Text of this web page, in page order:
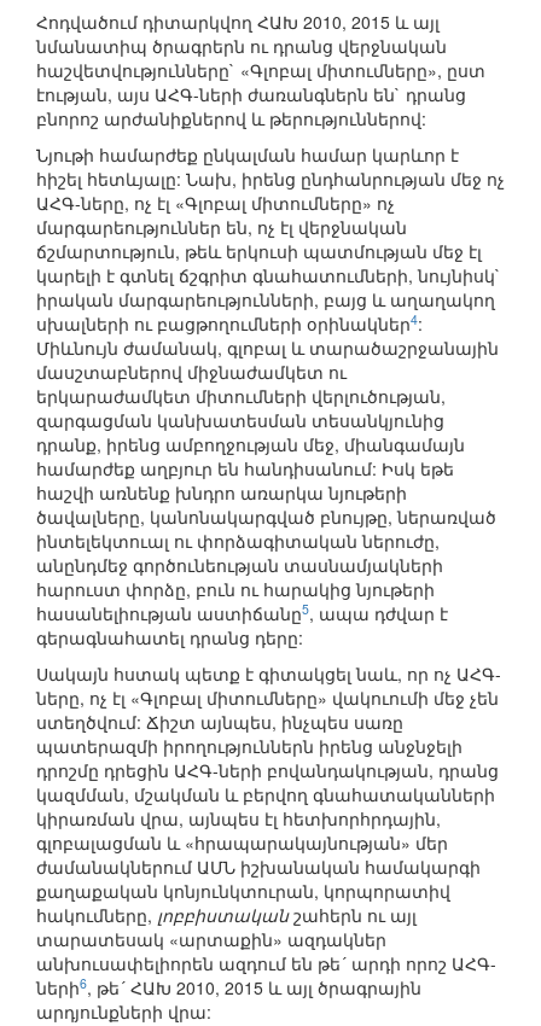
Հոդվածում դիտարկվող ՀԱԽ 2010, 2015 և այլ
նմանատիպ ծրագրերն ու դրանց վերջնական
հաշվետվությունները` «Գլոբալ միտումները», ըստ
էության, այս ԱՀԳ-ների ժառանգներն են` դրանց
բնորոշ արժանիքներով և թերություններով:
Նյութի համարժեք ընկալման համար կարևոր է
հիշել հետևյալը: Նախ, իրենց ընդհանրության մեջ ոչ
ԱՀԳ-ները, ոչ էլ «Գլոբալ միտումները» ոչ
մարգարեություններ են, ոչ էլ վերջնական
ճշմարտություն, թեև երկուսի պատմության մեջ էլ
կարելի է գտնել ճշգրիտ գնահատումների, նույնիսկ`
իրական մարգարեությունների, բայց և աղաղակող
սխալների ու բացթողումների օրինակներ4:
Միևնույն ժամանակ, գլոբալ և տարածաշրջանային
մասշտաբներով միջնաժամկետ ու
երկարաժամկետ միտումների վերլուծության,
զարգացման կանխատեսման տեսանկյունից
դրանք, իրենց ամբողջության մեջ, միանգամայն
համարժեք աղբյուր են հանդիսանում: Իսկ եթե
հաշվի առնենք խնդրո առարկա նյութերի
ծավալները, կանոնակարգված բնույթը, ներառված
ինտելեկտուալ ու փորձագիտական ներուժը,
անընդմեջ գործունեության տասնամյակների
հարուստ փորձը, բուն ու հարակից նյութերի
հասանելիության աստիճանը5, ապա դժվար է
գերագնահատել դրանց դերը:
Սակայն հստակ պետք է գիտակցել նաև, որ ոչ ԱՀԳ-
ները, ոչ էլ «Գլոբալ միտումները» վակուումի մեջ չեն
ստեղծվում: Ճիշտ այնպես, ինչպես սառը
պատերազմի իրողություններն իրենց անջնջելի
դրոշմը դրեցին ԱՀԳ-ների բովանդակության, դրանց
կազմման, մշակման և բերվող գնահատականների
կիրառման վրա, այնպես էլ հետխորհրդային,
գլոբալացման և «հրապարակայնության» մեր
ժամանակներում ԱՄՆ իշխանական համակարգի
քաղաքական կոնյունկտուրան, կորպորատիվ
հակումները, լոբբիստականշահերն ու այլ
տարատեսակ «արտաքին» ազդակներ
անխուսափելիորեն ազդում են թե´ արդի որոշ ԱՀԳ-
ների6, թե´ ՀԱԽ 2010, 2015 և այլ ծրագրային
արդյունքների վրա: